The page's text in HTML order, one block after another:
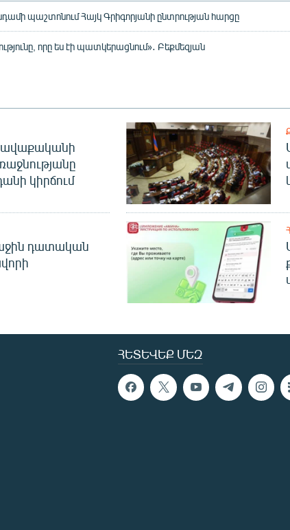
պաշտոնում Հայկ Գրիգորյանի ընտրության հարցը
որը ես էի պատկերացնում»․ Բեքմեզյան
կիրճում
դատական
ՀԵՏԵՎԵՔ ՄԵԶ